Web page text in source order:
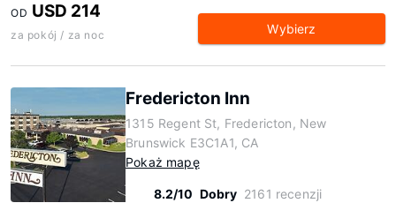
OD USD 214
za pokój / za noc Wybierz
Fredericton Inn
1315 Regent St, Fredericton, New
Brunswick E3C1A1, CA
Pokaż mapę
8.2/10 Dobry 2161 recenzji